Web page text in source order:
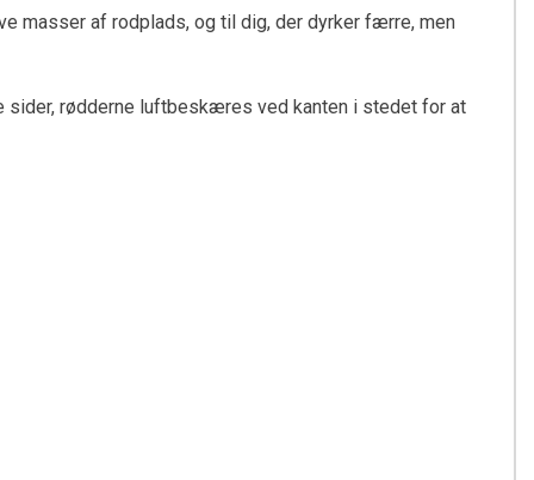
masser af rodplads, og til dig, der dyrker færre, men
sider, rødderne luftbeskæres ved kanten i stedet for at